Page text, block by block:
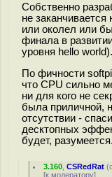
Собственно
не
или околел или
финала в
уровня hello world).
По фичности
что CPU сильно
ни для кого не
была приличной,
отсутствии -
десктопных
будет, разумеется.
3.160 ,CSRedRat (
[к модератору]